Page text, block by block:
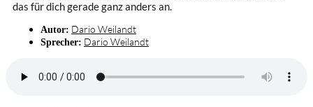
das für dich gerade ganz anders an.
Autor: Dario Weilandt
Sprecher: Dario Weilandt